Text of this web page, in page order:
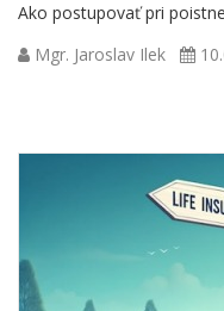
Ako postupovať pri
Mgr. Jaroslav Ilek